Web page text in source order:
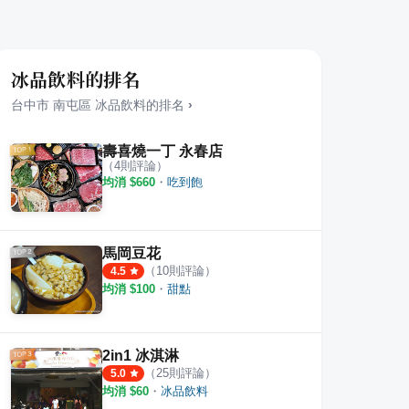
冰品飲料的排名
台中市 南屯區 冰品飲料的排名 ›
壽喜燒一丁 永春店
（4則評論）
均消 $660 ・ 吃到飽
馬岡豆花
4.5 （ 10則評論）
均消 $100 ・ 甜點
2in1 冰淇淋
5.0 （ 25則評論）
均消 $60 ・ 冰品飲料